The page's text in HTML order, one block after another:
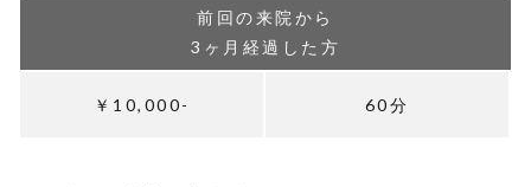
前回の来院から
3ヶ月経過した方
￥10,000- 60分